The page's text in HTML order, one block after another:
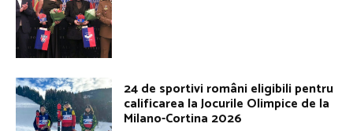
24 de sportivi români eligibili pentru
calificarea la Jocurile Olimpice de la
Milano-Cortina 2026